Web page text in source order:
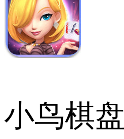
小鸟棋盘